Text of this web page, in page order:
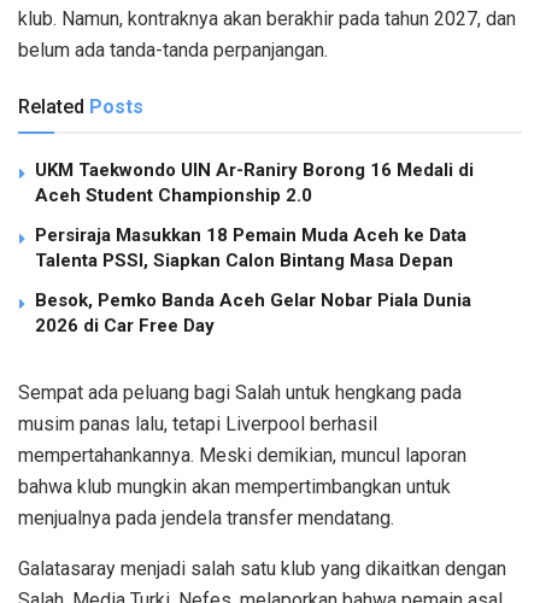
klub. Namun, kontraknya akan berakhir pada tahun 2027, dan
belum ada tanda-tanda perpanjangan.
Related Posts
UKM Taekwondo UIN Ar-Raniry Borong 16 Medali di
Aceh Student Championship 2.0
Persiraja Masukkan 18 Pemain Muda Aceh ke Data
Talenta PSSI, Siapkan Calon Bintang Masa Depan
Besok, Pemko Banda Aceh Gelar Nobar Piala Dunia
2026 di Car Free Day
Sempat ada peluang bagi Salah untuk hengkang pada
musim panas lalu, tetapi Liverpool berhasil
mempertahankannya. Meski demikian, muncul laporan
bahwa klub mungkin akan mempertimbangkan untuk
menjualnya pada jendela transfer mendatang.
Galatasaray menjadi salah satu klub yang dikaitkan dengan